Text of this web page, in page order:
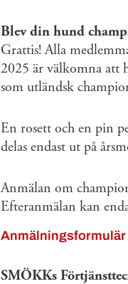
Blev din hund
Grattis! Alla
2025 är välkomna att
som utländsk
En rosett och en pin
delas endast ut på
Anmälan om
Efteranmälan kan
SMÖKKs